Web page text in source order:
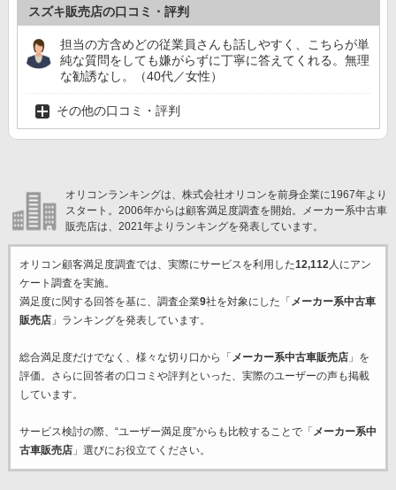
スズキ販売店の口コミ・評判
担当の方含めどの従業員さんも話しやすく、こちらが単
純な質問をしても嫌がらずに丁寧に答えてくれる。無理
な勧誘なし。（40代／女性）
その他の口コミ・評判
オリコンランキングは、株式会社オリコンを前身企業に1967年より
スタート。2006年からは顧客満足度調査を開始。メーカー系中古車
販売店は、2021年よりランキングを発表しています。
オリコン顧客満足度調査では、実際にサービスを利用した12,112人にアン
ケート調査を実施。
満足度に関する回答を基に、調査企業9社を対象にした「 メーカー系中古車
販売店」ランキングを発表しています。
総合満足度だけでなく、様々な切り口から「 メーカー系中古車販売店」を
評価。さらに回答者の口コミや評判といった、実際のユーザーの声も掲載
しています。
サービス検討の際、“ユーザー満足度”からも比較することで「 メーカー系中
古車販売店」選びにお役立てください。